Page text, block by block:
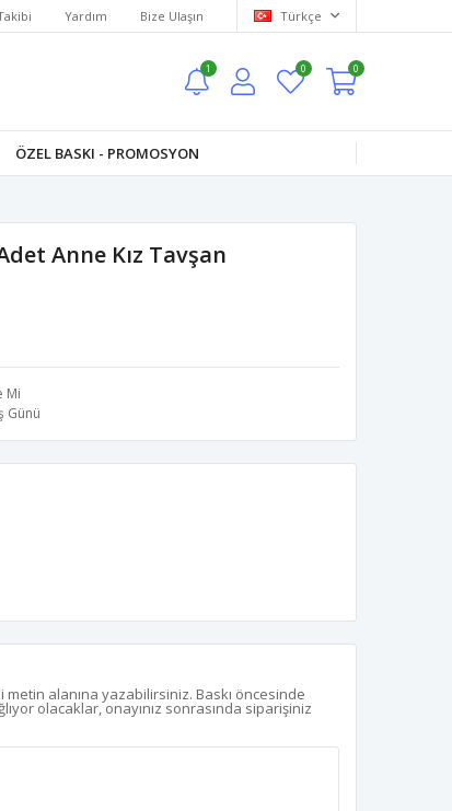
Yardım Bize Ulaşın Türkçe
1 0 0
ÖZEL BASKI - PROMOSYON
Anne Kız Tavşan
Mi
Günü
metin alanına yazabilirsiniz. Baskı öncesinde
olacaklar, onayınız sonrasında siparişiniz